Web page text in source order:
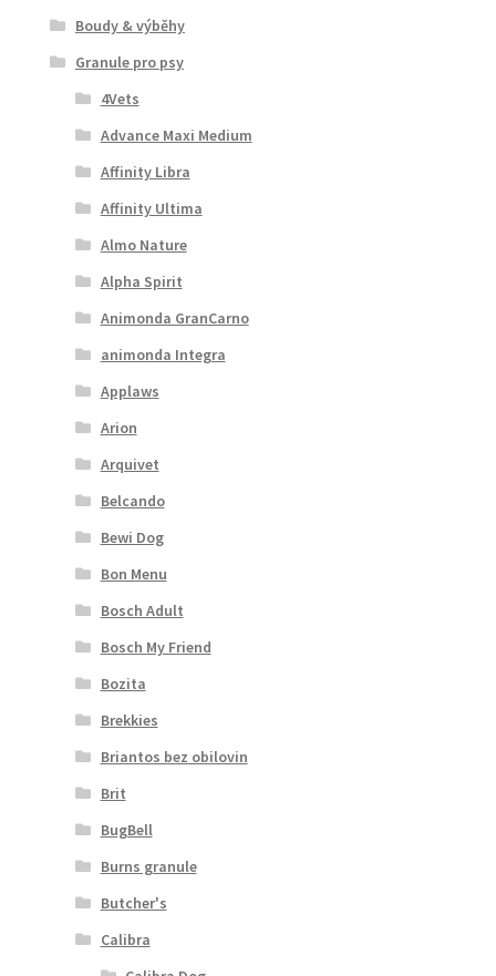
Boudy & výběhy
Granule pro psy
4Vets
Advance Maxi Medium
Affinity Libra
Affinity Ultima
Almo Nature
Alpha Spirit
Animonda GranCarno
animonda Integra
Applaws
Arion
Arquivet
Belcando
Bewi Dog
Bon Menu
Bosch Adult
Bosch My Friend
Bozita
Brekkies
Briantos bez obilovin
Brit
BugBell
Burns granule
Butcher's
Calibra